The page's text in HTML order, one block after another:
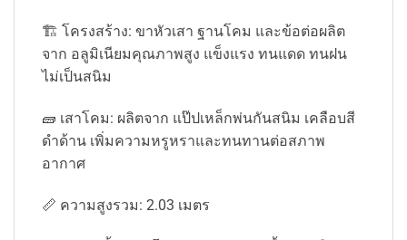
🏗️ โครงสร้าง: ขาหัวเสา ฐานโคม และข้อต่อผลิต
จาก อลูมิเนียมคุณภาพสูง แข็งแรง ทนแดด ทนฝน
ไม่เป็นสนิม
🧱 เสาโคม: ผลิตจาก แป๊ปเหล็กพ่นกันสนิม เคลือบสี
ดำด้าน เพิ่มความหรูหราและทนทานต่อสภาพ
อากาศ
📏 ความสูงรวม: 2.03 เมตร